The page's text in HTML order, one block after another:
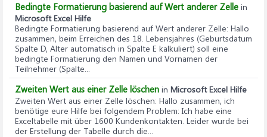
Bedingte Formatierung basierend auf Wert anderer Zelle in
Microsoft Excel Hilfe
Bedingte Formatierung basierend auf Wert anderer Zelle: Hallo
zusammen, beim Erreichen des 18. Lebensjahres (Geburtsdatum
Spalte D, Alter automatisch in Spalte E kalkuliert) soll eine
bedingte Formatierung den Namen und Vornamen der
Teilnehmer (Spalte...
Zweiten Wert aus einer Zelle löschen in Microsoft Excel Hilfe
Zweiten Wert aus einer Zelle löschen: Hallo zusammen, ich
benötige eure Hilfe bei folgendem Problem: Ich habe eine
Exceltabelle mit über 1600 Kundenkontakten. Leider wurde bei
der Erstellung der Tabelle durch die...